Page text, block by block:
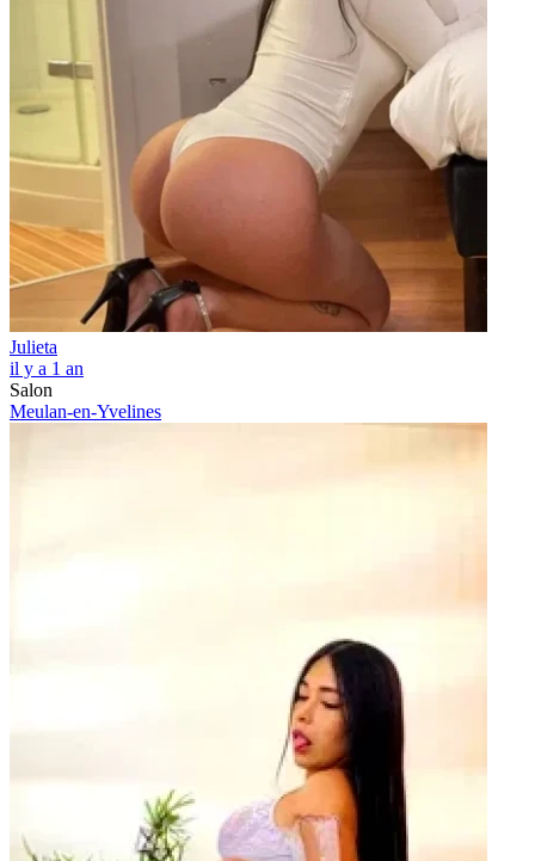
Julieta
il y a 1 an
Salon
Meulan-en-Yvelines